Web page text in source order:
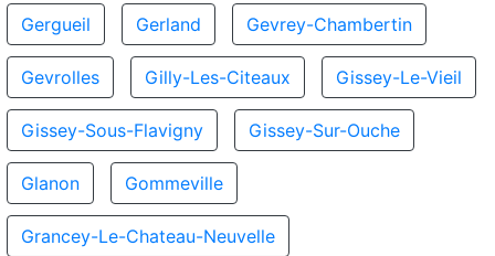
Gergueil Gerland Gevrey-Chambertin
Gevrolles Gilly-Les-Citeaux Gissey-Le-Vieil
Gissey-Sous-Flavigny Gissey-Sur-Ouche
Glanon Gommeville
Grancey-Le-Chateau-Neuvelle